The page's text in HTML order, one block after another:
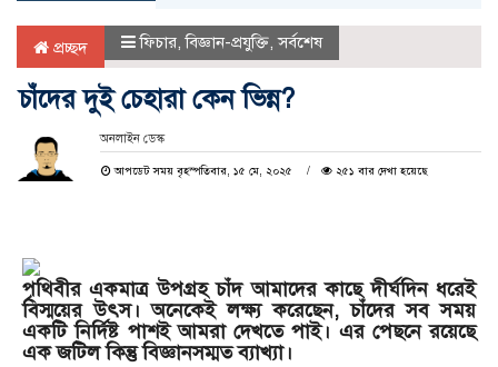
প্রচ্ছদ ফিচার,বিজ্ঞান-প্রযুক্তি,সর্বশেষ
চাঁদের দুই চেহারা কেন ভিন্ন?
অনলাইন ডেস্ক
আপডেট সময় বৃহস্পতিবার, ১৫ মে, ২০২৫ ২৫১ বার দেখা হয়েছে
পৃথিবীর একমাত্র উপগ্রহ চাঁদ আমাদের কাছে দীর্ঘদিন ধরেই
বিস্ময়ের উৎস। অনেকেই লক্ষ্য করেছেন, চাঁদের সব সময়
একটি নির্দিষ্ট পাশই আমরা দেখতে পাই। এর পেছনে রয়েছে
এক জটিল কিন্তু বিজ্ঞানসম্মত ব্যাখ্যা।